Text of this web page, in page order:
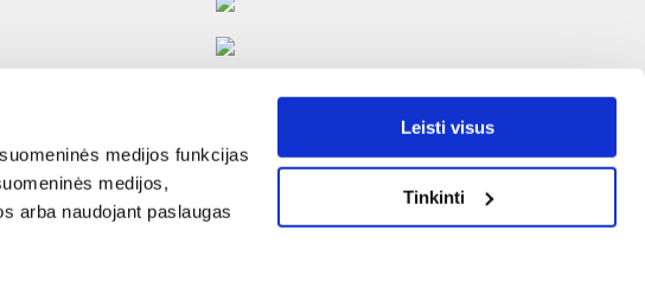
medijos funkcijas
medijos,
arba naudojant paslaugas
Leisti visus
Tinkinti
UAB Etina, A. Goštauto g. 8-220, LT-01108 Vilnius
Tel: +370 700 449 79, El.paštas:
Įmonės kodas 304013375